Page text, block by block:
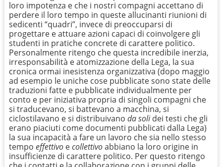
loro impotenza e che i nostri compagni accettano di
perdere il loro tempo in queste allucinanti riunioni di
sedicenti “quadri”, invece di preoccuparsi di
progettare e attuare azioni capaci di coinvolgere gli
studenti in pratiche concrete di carattere politico.
Personalmente ritengo che questa incredibile inerzia,
irresponsabilità e atomizzazione della Lega, la sua
cronica ormai inesistenza organizzativa (dopo maggio
ad esempio le uniche cose pubblicate sono state delle
traduzioni fatte e pubblicate individualmente per
conto e per iniziativa propria di singoli compagni che
si traducevano, si battevano a macchina, si
ciclostilavano e si distribuivano da solidei testi che gli
erano piaciuti come documenti pubblicati dalla Lega)
la sua incapacità a fare un lavoro che sia nello stesso
tempo effettivoecollettivoabbiano la loro origine in
insufficienze di carattere politico. Per questo ritengo